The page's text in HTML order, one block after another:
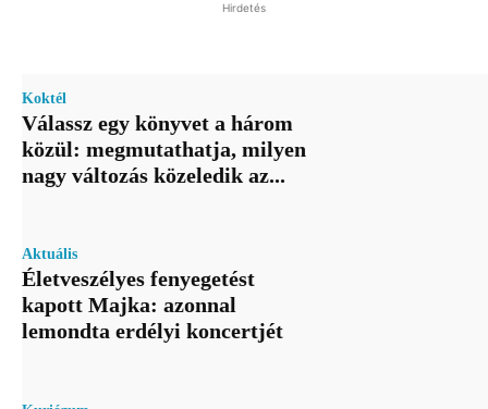
Hirdetés
Koktél
Válassz egy könyvet a három
közül: megmutathatja, milyen
nagy változás közeledik az...
Aktuális
Életveszélyes fenyegetést
kapott Majka: azonnal
lemondta erdélyi koncertjét